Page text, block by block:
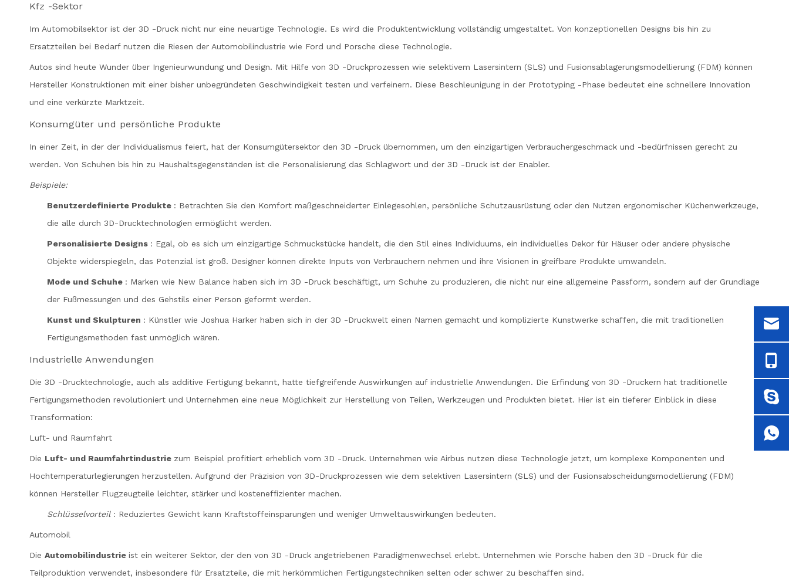
Kfz -Sektor
Im Automobilsektor ist der 3D -Druck nicht nur eine neuartige Technologie. Es wird die Produktentwicklung vollständig umgestaltet. Von konzeptionellen Designs bis hin zu
Ersatzteilen bei Bedarf nutzen die Riesen der Automobilindustrie wie Ford und Porsche diese Technologie.
Autos sind heute Wunder über Ingenieurwundung und Design. Mit Hilfe von 3D -Druckprozessen wie selektivem Lasersintern (SLS) und Fusionsablagerungsmodellierung (FDM) können
Hersteller Konstruktionen mit einer bisher unbegründeten Geschwindigkeit testen und verfeinern. Diese Beschleunigung in der Prototyping -Phase bedeutet eine schnellere Innovation
und eine verkürzte Marktzeit.
Konsumgüter und persönliche Produkte
In einer Zeit, in der der Individualismus feiert, hat der Konsumgütersektor den 3D -Druck übernommen, um den einzigartigen Verbrauchergeschmack und -bedürfnissen gerecht zu
werden. Von Schuhen bis hin zu Haushaltsgegenständen ist die Personalisierung das Schlagwort und der 3D -Druck ist der Enabler.
Beispiele:
Benutzerdefinierte Produkte : Betrachten Sie den Komfort maßgeschneiderter Einlegesohlen, persönliche Schutzausrüstung oder den Nutzen ergonomischer Küchenwerkzeuge,
die alle durch 3D-Drucktechnologien ermöglicht werden.
Personalisierte Designs : Egal, ob es sich um einzigartige Schmuckstücke handelt, die den Stil eines Individuums, ein individuelles Dekor für Häuser oder andere physische
Objekte widerspiegeln, das Potenzial ist groß. Designer können direkte Inputs von Verbrauchern nehmen und ihre Visionen in greifbare Produkte umwandeln.
Mode und Schuhe : Marken wie New Balance haben sich im 3D -Druck beschäftigt, um Schuhe zu produzieren, die nicht nur eine allgemeine Passform, sondern auf der Grundlage
der Fußmessungen und des Gehstils einer Person geformt werden.
Kunst und Skulpturen : Künstler wie Joshua Harker haben sich in der 3D -Druckwelt einen Namen gemacht und komplizierte Kunstwerke schaffen, die mit traditionellen
Fertigungsmethoden fast unmöglich wären.
Industrielle Anwendungen
Die 3D -Drucktechnologie, auch als additive Fertigung bekannt, hatte tiefgreifende Auswirkungen auf industrielle Anwendungen. Die Erfindung von 3D -Druckern hat traditionelle
Fertigungsmethoden revolutioniert und Unternehmen eine neue Möglichkeit zur Herstellung von Teilen, Werkzeugen und Produkten bietet. Hier ist ein tieferer Einblick in diese
Transformation:
Luft- und Raumfahrt
Die Luft- und Raumfahrtindustrie zum Beispiel profitiert erheblich vom 3D -Druck. Unternehmen wie Airbus nutzen diese Technologie jetzt, um komplexe Komponenten und
Hochtemperaturlegierungen herzustellen. Aufgrund der Präzision von 3D-Druckprozessen wie dem selektiven Lasersintern (SLS) und der Fusionsabscheidungsmodellierung (FDM)
können Hersteller Flugzeugteile leichter, stärker und kosteneffizienter machen.
Schlüsselvorteil : Reduziertes Gewicht kann Kraftstoffeinsparungen und weniger Umweltauswirkungen bedeuten.
Automobil
Die Automobilindustrie ist ein weiterer Sektor, der den von 3D -Druck angetriebenen Paradigmenwechsel erlebt. Unternehmen wie Porsche haben den 3D -Druck für die
Teilproduktion verwendet, insbesondere für Ersatzteile, die mit herkömmlichen Fertigungstechniken selten oder schwer zu beschaffen sind.